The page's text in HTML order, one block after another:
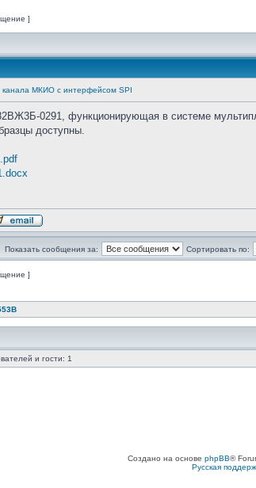
]
канала МКИО с интерфейсом SPI
0291, функционирующая в системе
доступны.
Показать сообщения за: Сортировать по:
]
и гости: 1
Создано на основе phpBB®
Русская